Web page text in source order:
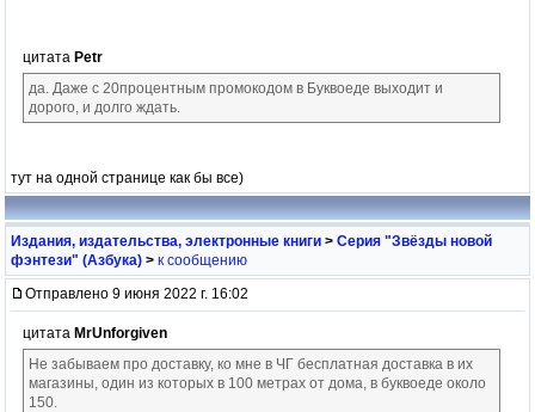
цитата Petr
да. Даже с 20процентным промокодом в Буквоеде выходит и
дорого, и долго ждать.
тут на одной странице как бы все)
Издания, издательства, электронные книги > Серия "Звёзды новой
фэнтези" (Азбука) > к сообщению
Отправлено 9 июня 2022 г. 16:02
цитата MrUnforgiven
Не забываем про доставку, ко мне в ЧГ бесплатная доставка в их
магазины, один из которых в 100 метрах от дома, в буквоеде около
150.